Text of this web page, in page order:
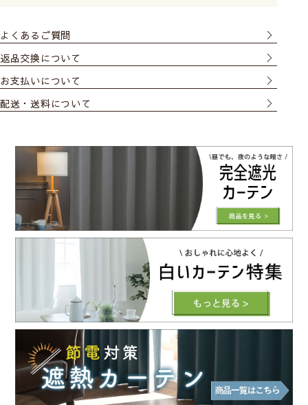
よくあるご質問
返品交換について
お支払いについて
配送・送料について